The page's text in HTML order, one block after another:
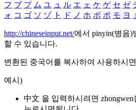
フ ブ プ ム ユ ュ ル エ ェ ケ ゲ セ ゼ
ォ コ ゴ ソ ゾ ト ド ノ ホ ボ ポ モ ヨ
http://chineseinput.net/에서 pinyin(병음)
할 수 있습니다.
변환된 중국어를 복사하여 사용하시
예시)
中文 을 입력하시려면 zhongwen